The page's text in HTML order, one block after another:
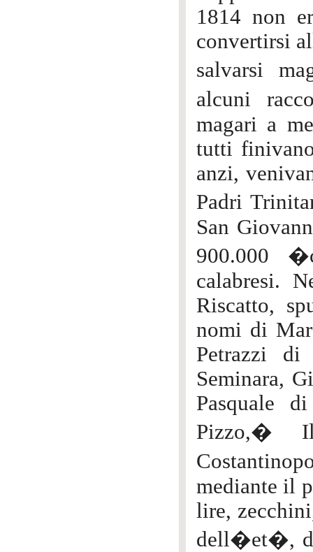
1814 non
convertirsi
salvarsi
alcuni
magari a
tutti
anzi,
Padri
San
900.000
calabresi.
Riscatto,
nomi di
Petrazzi
Seminara,
Pasquale
Pizzo,�
mediante il
lire,
dell�et�,